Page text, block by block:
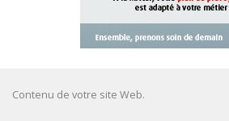
Contenu de votre site Web.